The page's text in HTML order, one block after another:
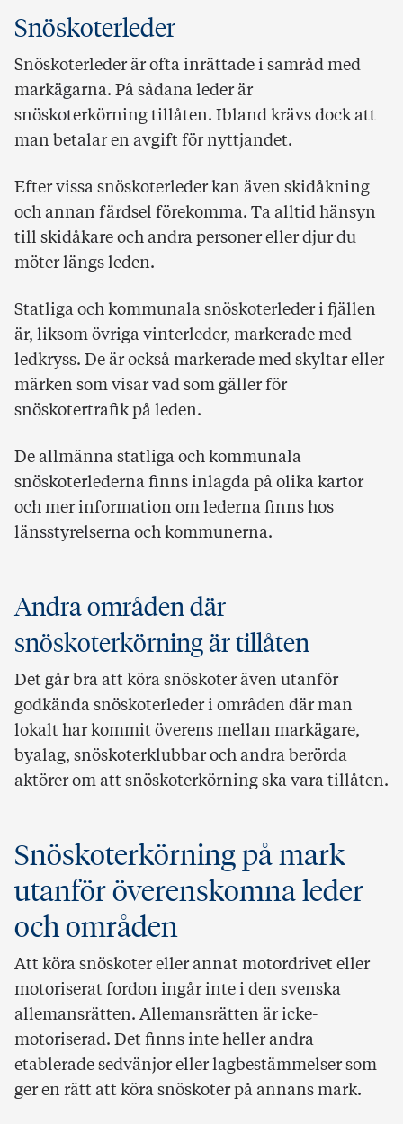
Snöskoterleder
Snöskoterleder är ofta inrättade i samråd med
markägarna. På sådana leder är
snöskoterkörning tillåten. Ibland krävs dock att
man betalar en avgift för nyttjandet.
Efter vissa snöskoterleder kan även skidåkning
och annan färdsel förekomma. Ta alltid hänsyn
till skidåkare och andra personer eller djur du
möter längs leden.
Statliga och kommunala snöskoterleder i fjällen
är, liksom övriga vinterleder, markerade med
ledkryss. De är också markerade med skyltar eller
märken som visar vad som gäller för
snöskotertrafik på leden.
De allmänna statliga och kommunala
snöskoterlederna finns inlagda på olika kartor
och mer information om lederna finns hos
länsstyrelserna och kommunerna.
Andra områden där
snöskoterkörning är tillåten
Det går bra att köra snöskoter även utanför
godkända snöskoterleder i områden där man
lokalt har kommit överens mellan markägare,
byalag, snöskoterklubbar och andra berörda
aktörer om att snöskoterkörning ska vara tillåten.
Snöskoterkörning på mark
utanför överenskomna leder
och områden
Att köra snöskoter eller annat motordrivet eller
motoriserat fordon ingår inte i den svenska
allemansrätten. Allemansrätten är icke-
motoriserad. Det finns inte heller andra
etablerade sedvänjor eller lagbestämmelser som
ger en rätt att köra snöskoter på annans mark.